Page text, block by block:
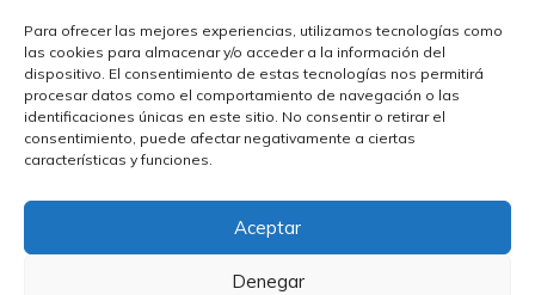
Para ofrecer las mejores experiencias, utilizamos tecnologías como
las cookies para almacenar y/o acceder a la información del
dispositivo. El consentimiento de estas tecnologías nos permitirá
procesar datos como el comportamiento de navegación o las
identificaciones únicas en este sitio. No consentir o retirar el
consentimiento, puede afectar negativamente a ciertas
características y funciones.
Aceptar
Denegar
Terraza
Televisión